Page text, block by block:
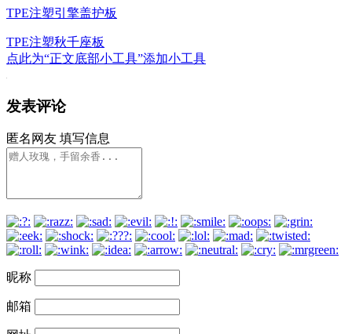
TPE注塑引擎盖护板
TPE注塑秋千座板
点此为“正文底部小工具”添加小工具
发表评论
匿名网友 填写信息
昵称
邮箱